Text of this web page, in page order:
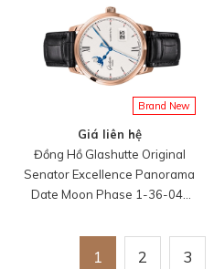
Brand New
Giá liên hệ
Đồng Hồ Glashutte Original
Senator Excellence Panorama
Date Moon Phase 1-36-04-
1 2 3